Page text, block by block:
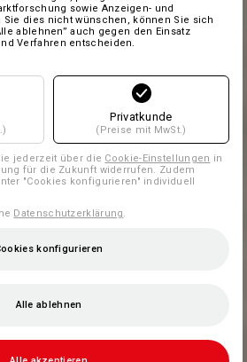
sowie Anzeigen- und
Sie dies nicht wünschen, können Sie sich
ablehnen” auch gegen den Einsatz
Verfahren entscheiden.
Privatkunde
(Preise mit MwSt.)
jederzeit über die Cookie-Einstellungen in
für die Zukunft widerrufen. Zudem
"Cookies konfigurieren" individuell
Datenschutzerklärung
konfigurieren
Alle ablehnen